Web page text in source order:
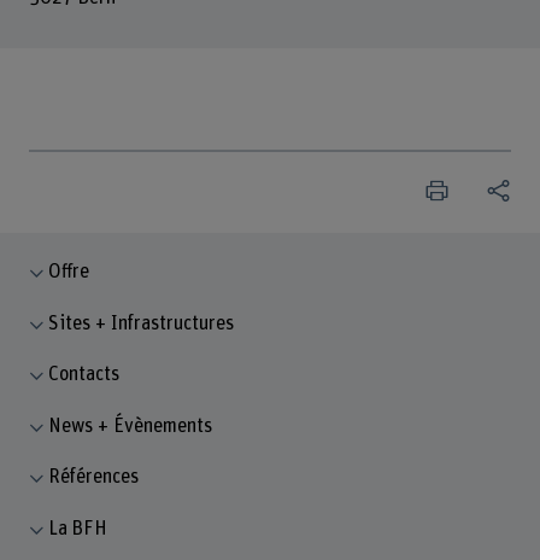
Offre
Sites + Infrastructures
Contacts
News + Évènements
Références
La BFH